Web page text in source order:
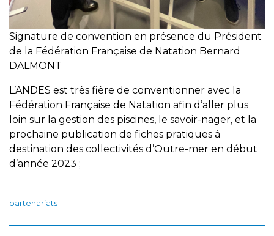
Signature de convention en présence du Président
de la Fédération Française de Natation Bernard
DALMONT
L’ANDES est très fière de conventionner avec la
Fédération Française de Natation afin d’aller plus
loin sur la gestion des piscines, le savoir-nager, et la
prochaine publication de fiches pratiques à
destination des collectivités d’Outre-mer en début
d’année 2023 ;
partenariats